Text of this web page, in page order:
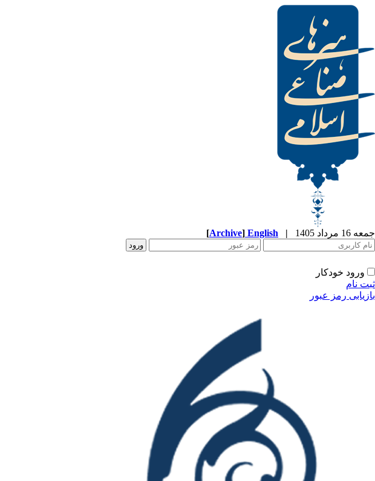
جمعه 16 مرداد 1405 |
English
[Archive]
ورود خودکار
ثبت نام
بازیابی رمز عبور